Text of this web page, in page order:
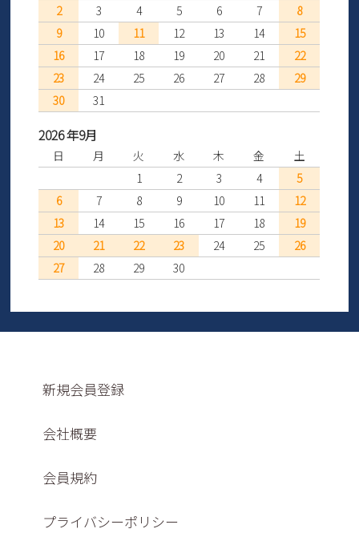
2
3 4 5 6 7
8
9
10 11 12 13 14
15
16
17 18 19 20 21
22
23
24 25 26 27 28
29
30
31
2026 年9月
日 月 火 水 木 金
土
1
2 3 4
5
6
7 8 9 10 11
12
13
14 15 16 17 18
19
20
21 22 23 24 25
26
27
28 29 30
新規会員登録
会社概要
会員規約
プライバシーポリシー